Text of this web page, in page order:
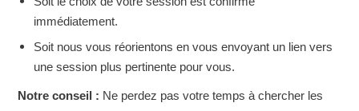
immédiatement.
Soit nous vous réorientons en vous envoyant un lien vers
une session plus pertinente pour vous.
Notre conseil : Ne perdez pas votre temps à chercher les